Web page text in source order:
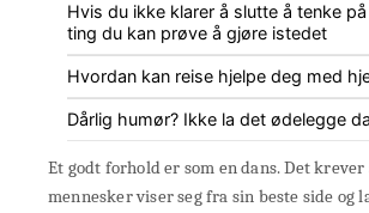
Hvis du ikke klarer å slutte å tenke
ting du kan prøve å gjøre istedet
Hvordan kan reise hjelpe deg med
Dårlig humør? Ikke la det ødelegge
Et godt forhold er som en dans. Det krever
mennesker viser seg fra sin beste side og